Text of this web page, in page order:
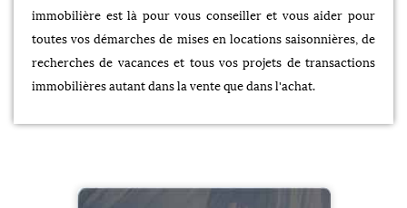
immobilière est là pour vous conseiller et vous aider pour
toutes vos démarches de mises en locations saisonnières, de
recherches de vacances et tous vos projets de transactions
immobilières autant dans la vente que dans l'achat.